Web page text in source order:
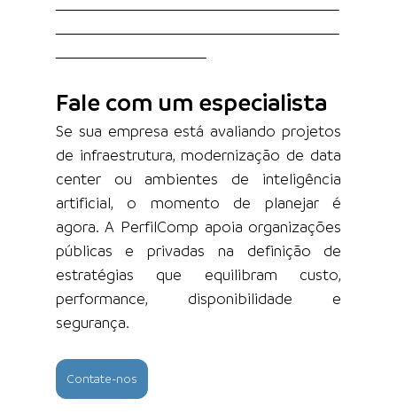
Fale com um especialista
Se sua empresa está avaliando projetos
de infraestrutura, modernização de data
center ou ambientes de inteligência
artificial, o momento de planejar é
agora. A PerfilComp apoia organizações
públicas e privadas na definição de
estratégias que equilibram custo,
performance, disponibilidade e
segurança.
Contate-nos